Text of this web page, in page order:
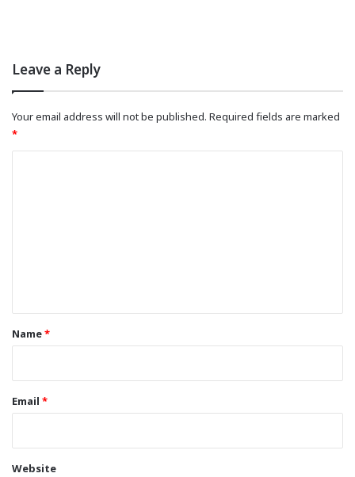
Leave a Reply
Your email address will not be published. Required fields are marked
*
*Name*
Email *
Website